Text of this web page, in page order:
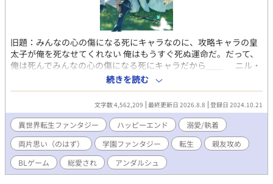
旧題：みんなの心の傷になる死にキャラなのに、攻略キャラの皇
太子が俺を死なせてくれない 俺はもうすぐ死ぬ運命だ。だって、
俺は死んでみんなの心の傷になる死にキャラだから＿＿ ニル・
エヴィヘットは、親友であり護衛対象である皇太子セシル・プロ
グレスとの手合わせ中、ひょんなことから前世を思い出す。自分
がいる世界は、人気R18BLゲーム『薔薇の学園の特待生』の世界
であり、セシルは攻略対象であると。だがしかし、転生したニ
ル・エヴィヘットはセシルを守って死ぬ運命をたどる、番外スト
ーリーのキャラ。 記憶を思い出したのが、自分が死ぬかもしれな
い一か月前。どうにか、セシルも自分も生き残りたい。そう思い
行動するのだが、どうもうまくいかないニル。 また、親友である
セシルは前世の推しであり、淡い恋心も抱いてしまう。対してセ
続きを読む
文字数 4,562,209 最終更新日 2026.8.8 登録日 2024.10.21
異世界転生ファンタジー ハッピーエンド
溺愛/執着
両片思い（のはず）
学園ファンタジー 転生
親友攻め
BLゲーム
総愛され アンダルシュ